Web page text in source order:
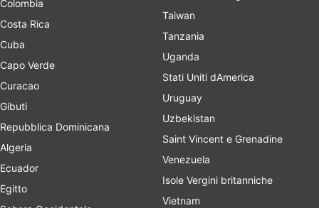
Colombia
Costa Rica
Cuba
Capo Verde
Curacao
Gibuti
Repubblica Dominicana
Algeria
Ecuador
Egitto
Taiwan
Tanzania
Uganda
Stati Uniti dAmerica
Uruguay
Uzbekistan
Saint Vincent e Grenadine
Venezuela
Isole Vergini britanniche
Vietnam